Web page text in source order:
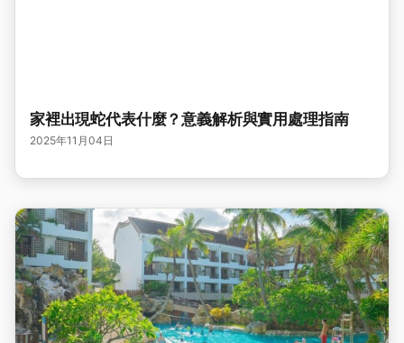
家裡出現蛇代表什麼？意義解析與實用處理指南
2025年11月04日